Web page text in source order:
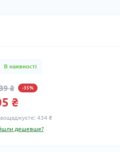
В наявності
₴ -35%
₴
434 ₴
дешевше?